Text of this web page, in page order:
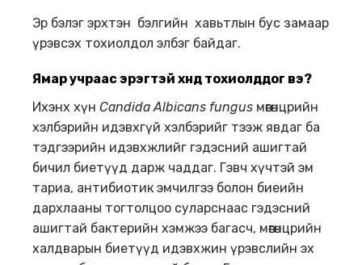
Эр бэлэг эрхтэн бэлгийн хавьтлын бус замаар
үрэвсэх тохиолдол элбэг байдаг.
Ямар учраас эрэгтэй хүнд тохиолддог вэ?
Ихэнх хүн Candida Albicans fungus мөөгөнцрийн
хэлбэрийн идэвхгүй хэлбэрийг тээж явдаг ба
тэдгээрийн идэвхжлийг гэдэсний ашигтай
бичил биетүүд дарж чаддаг. Гэвч хүчтэй эм
тариа, антибиотик эмчилгээ болон биеийн
дархлааны тогтолцоо суларснаас гэдэсний
ашигтай бактерийн хэмжээ багасч, мөөгөнцрийн
халдварын биетүүд идэвхжин үрэвслийн эх